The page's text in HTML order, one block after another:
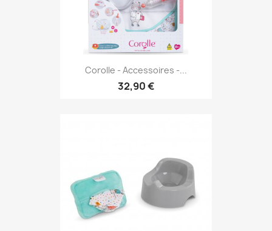
Corolle - Accessoires -...
32,90 €